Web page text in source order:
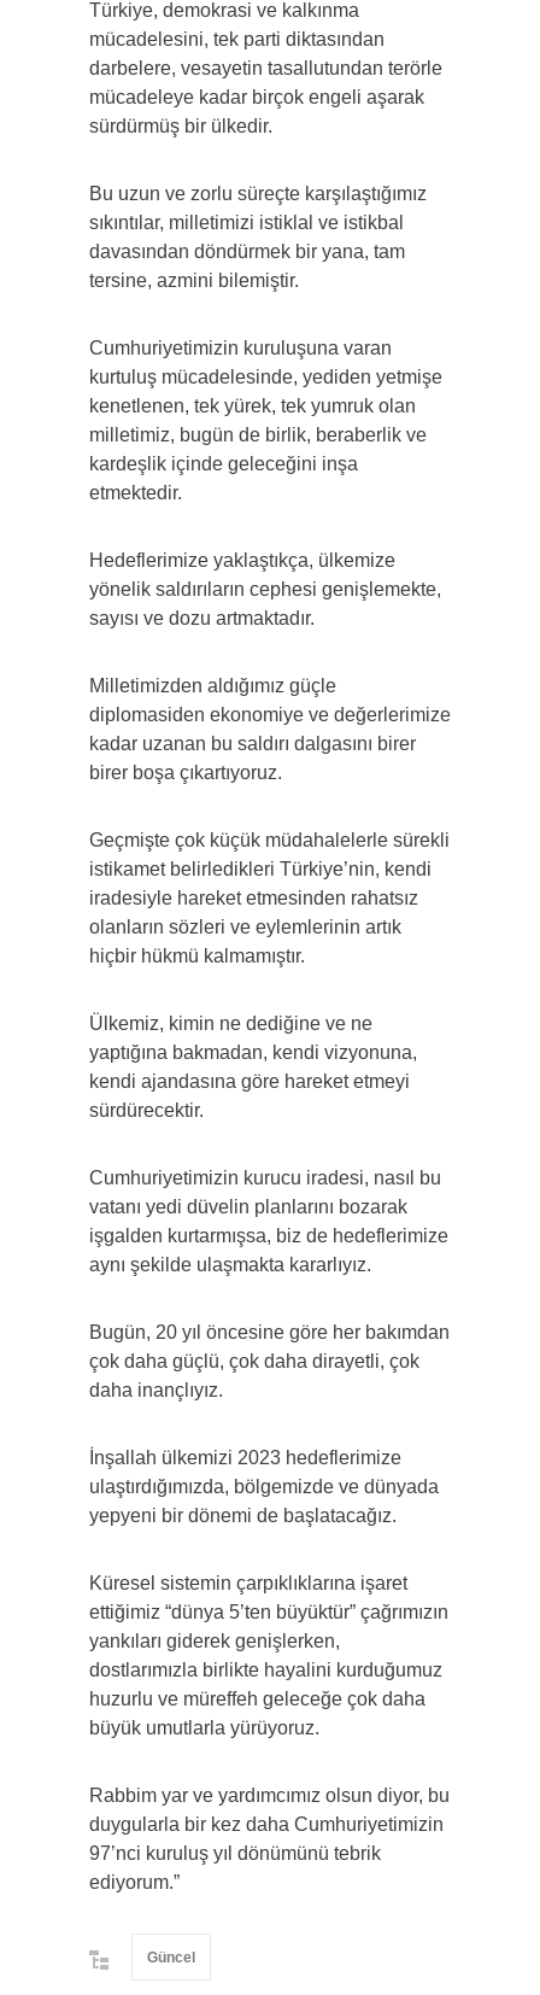
Türkiye, demokrasi ve kalkınma
mücadelesini, tek parti diktasından
darbelere, vesayetin tasallutundan terörle
mücadeleye kadar birçok engeli aşarak
sürdürmüş bir ülkedir.
Bu uzun ve zorlu süreçte karşılaştığımız
sıkıntılar, milletimizi istiklal ve istikbal
davasından döndürmek bir yana, tam
tersine, azmini bilemiştir.
Cumhuriyetimizin kuruluşuna varan
kurtuluş mücadelesinde, yediden yetmişe
kenetlenen, tek yürek, tek yumruk olan
milletimiz, bugün de birlik, beraberlik ve
kardeşlik içinde geleceğini inşa
etmektedir.
Hedeflerimize yaklaştıkça, ülkemize
yönelik saldırıların cephesi genişlemekte,
sayısı ve dozu artmaktadır.
Milletimizden aldığımız güçle
diplomasiden ekonomiye ve değerlerimize
kadar uzanan bu saldırı dalgasını birer
birer boşa çıkartıyoruz.
Geçmişte çok küçük müdahalelerle sürekli
istikamet belirledikleri Türkiye’nin, kendi
iradesiyle hareket etmesinden rahatsız
olanların sözleri ve eylemlerinin artık
hiçbir hükmü kalmamıştır.
Ülkemiz, kimin ne dediğine ve ne
yaptığına bakmadan, kendi vizyonuna,
kendi ajandasına göre hareket etmeyi
sürdürecektir.
Cumhuriyetimizin kurucu iradesi, nasıl bu
vatanı yedi düvelin planlarını bozarak
işgalden kurtarmışsa, biz de hedeflerimize
aynı şekilde ulaşmakta kararlıyız.
Bugün, 20 yıl öncesine göre her bakımdan
çok daha güçlü, çok daha dirayetli, çok
daha inançlıyız.
İnşallah ülkemizi 2023 hedeflerimize
ulaştırdığımızda, bölgemizde ve dünyada
yepyeni bir dönemi de başlatacağız.
Küresel sistemin çarpıklıklarına işaret
ettiğimiz “dünya 5’ten büyüktür” çağrımızın
yankıları giderek genişlerken,
dostlarımızla birlikte hayalini kurduğumuz
huzurlu ve müreffeh geleceğe çok daha
büyük umutlarla yürüyoruz.
Rabbim yar ve yardımcımız olsun diyor, bu
duygularla bir kez daha Cumhuriyetimizin
97’nci kuruluş yıl dönümünü tebrik
ediyorum.”
Güncel